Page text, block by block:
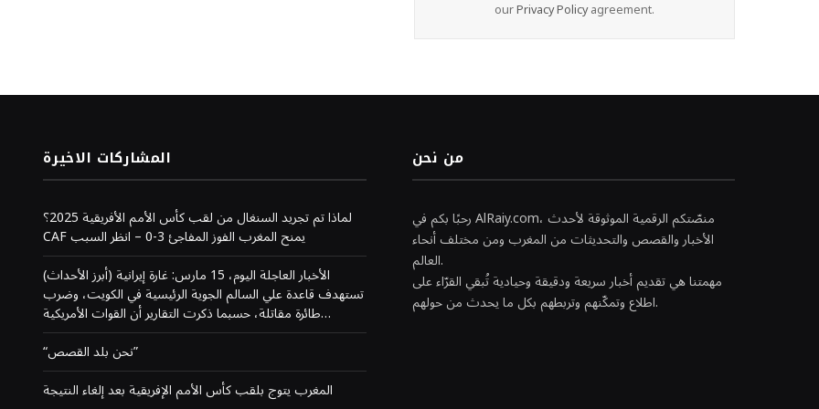
ourPrivacy Policyagreement.
المشاركات الاخيرة
لماذا تم تجريد السنغال من لقب كأس الأمم الأفريقية 2025؟
CAF يمنح المغرب الفوز المفاجئ 3-0 – انظر السبب
(أبرز الأحداث) الأخبار العاجلة اليوم، 15 مارس: غارة إيرانية
تستهدف قاعدة علي السالم الجوية الرئيسية في الكويت، وضرب
طائرة مقاتلة، حسبما ذكرت التقارير أن القوات الأمريكية…
“نحن بلد القصص”
المغرب يتوج بلقب كأس الأمم الإفريقية بعد إلغاء النتيجة
من نحن
رحبًا بكم في AlRaiy.com، منصّتكم الرقمية الموثوقة لأحدث
الأخبار والقصص والتحديثات من المغرب ومن مختلف أنحاء
العالم.
مهمتنا هي تقديم أخبار سريعة ودقيقة وحيادية تُبقي القرّاء على
اطلاع وتمكّنهم وتربطهم بكل ما يحدث من حولهم.